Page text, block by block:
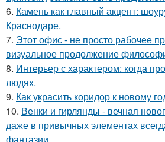
6. Камень как главный акцент:
Краснодаре.
7. Этот офис - не просто рабочее
визуальное продолжение
8. Интерьер с характером: когда
людях.
9. Как украсить коридор к новому
10. Венки и гирлянды - вечная
даже в привычных элементах